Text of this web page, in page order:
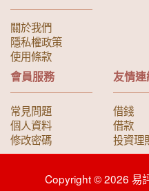
關於我們
隱私權政策
使用條款
會員服務
常見問題
個人資料
修改密碼
友情連
借錢
借款
投資理
Copyright © 2026 易